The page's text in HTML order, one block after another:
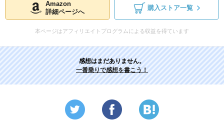
Amazon
詳細ページへ
購入ストア一覧
本ページはアフィリエイトプログラムによる収益を得ています
感想はまだありません。
一番乗りで感想を書こう！